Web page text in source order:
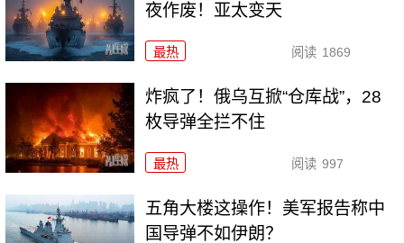
夜作废！亚太变天
最热 阅读 1869
炸疯了！俄乌互掀“仓库战”，28
枚导弹全拦不住
最热 阅读 997
五角大楼这操作！美军报告称中
国导弹不如伊朗？